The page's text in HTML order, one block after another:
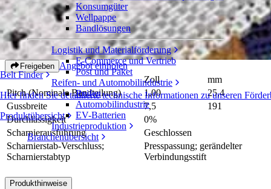
Belt Finder
Hier finden Sie detaillierte technische Informationen zu unseren
Produktübersicht
Konsumgüter
Wellpappe
Bandlösungen
Logistik und Materialförderung
E-Commerce und Vertrieb
Post und Paket
Reifen- und Automobilindustrie
Reifen
Automobilindustrie
EV-Batterien
Industrieproduktion
Branchenübersicht
S4092 Square Friction Top seitlich
flexibel
Serie 4000
Freigeben
Angebot einholen
Zoll
mm
Pitch (Nominale Bandteilung)
1,00
25,4
Gussbreite
7,5
191
Durchlässigkeit
0%
Scharnierausführung
Geschlossen
Scharnierstab-Verschluss;
Scharnierstabtyp
Presspassung; gerändelter
Verbindungsstift
Produkthinweise